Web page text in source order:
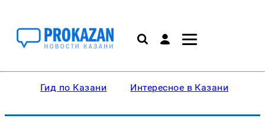
Гид по Казани Интересное в Казани